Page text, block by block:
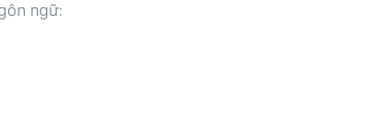
ngữ: